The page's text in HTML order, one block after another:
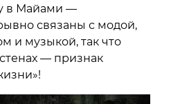
в Майами —
связаны с модой,
и музыкой, так что
— признак